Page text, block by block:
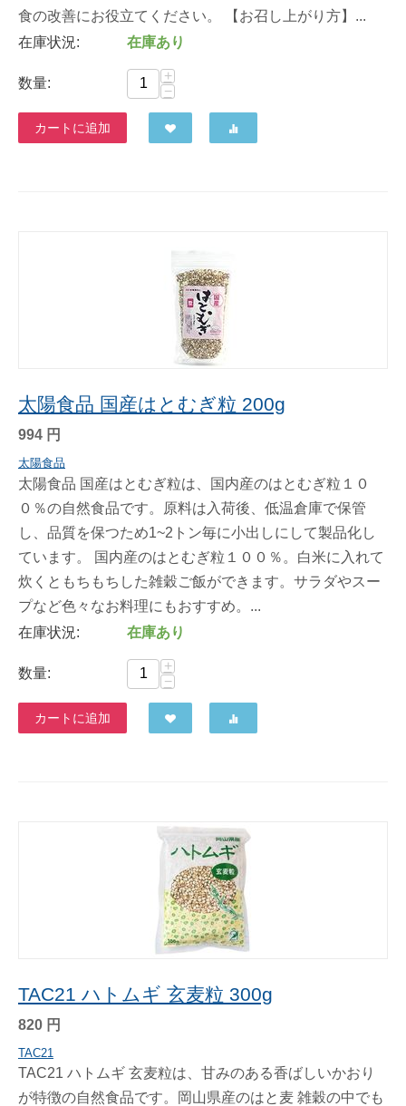
食の改善にお役立てください。 【お召し上がり方】...
在庫状況:
在庫あり
数量:
+
−
カートに追加
太陽食品 国産はとむぎ粒 200g
994 円
太陽食品
太陽食品 国産はとむぎ粒は、国内産のはとむぎ粒１０
０％の自然食品です。原料は入荷後、低温倉庫で保管
し、品質を保つため1~2トン毎に小出しにして製品化し
ています。 国内産のはとむぎ粒１００％。白米に入れて
炊くともちもちした雑穀ご飯ができます。サラダやスー
プなど色々なお料理にもおすすめ。...
在庫状況:
在庫あり
数量:
+
−
カートに追加
TAC21 ハトムギ 玄麦粒 300g
820 円
TAC21
TAC21 ハトムギ 玄麦粒は、甘みのある香ばしいかおり
が特徴の自然食品です。岡山県産のはと麦 雑穀の中でも